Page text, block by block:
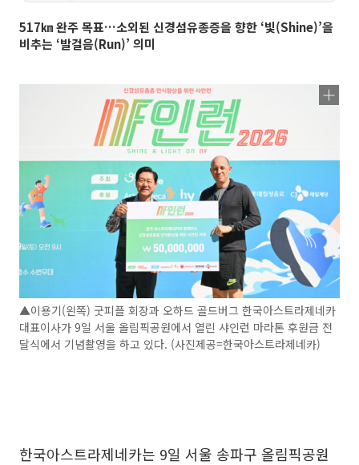
517㎞ 완주 목표…소외된 신경섬유종증을 향한 ‘빛(Shine)’을
비추는 ‘발걸음(Run)’ 의미
▲이용기(왼쪽) 굿피플 회장과 오하드 골드버그 한국아스트라제네카
대표이사가 9일 서울 올림픽공원에서 열린 샤인런 마라톤 후원금 전
달식에서 기념촬영을 하고 있다. (사진제공=한국아스트라제네카)
한국아스트라제네카는 9일 서울 송파구 올림픽공원